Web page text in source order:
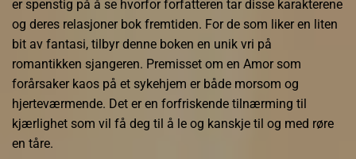
er spenstig på å se hvorfor forfatteren tar disse karakterene
og deres relasjoner bok fremtiden. For de som liker en liten
bit av fantasi, tilbyr denne boken en unik vri på
romantikken sjangeren. Premisset om en Amor som
forårsaker kaos på et sykehjem er både morsom og
hjerteværmende. Det er en forfriskende tilnærming til
kjærlighet som vil få deg til å le og kanskje til og med røre
en tåre.